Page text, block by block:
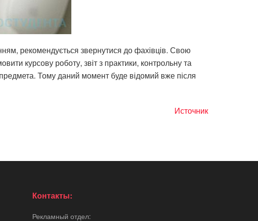
рекомендується звернутися до фахівців. Свою
курсову роботу, звіт з практики, контрольну та
предмета. Тому даний момент буде відомий вже після
Источник
Контакты:
Рекламный отдел: